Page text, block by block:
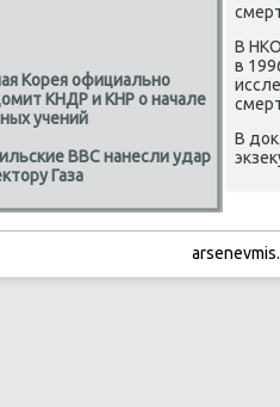
Корея официально
КНДР и КНР о начале
учений
ВВС нанесли удар
Газа
В
в
В